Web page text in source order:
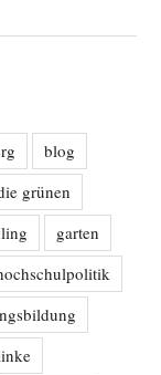
blog
grünen
garten